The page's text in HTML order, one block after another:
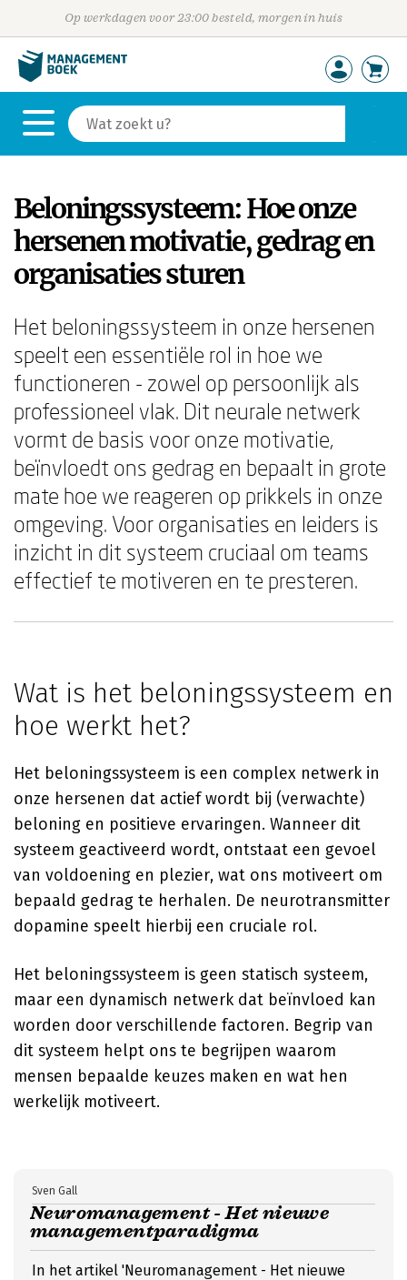
Op werkdagen voor 23:00 besteld, morgen in huis
Beloningssysteem: Hoe onze
hersenen motivatie, gedrag en
organisaties sturen
Het beloningssysteem in onze hersenen
speelt een essentiële rol in hoe we
functioneren - zowel op persoonlijk als
professioneel vlak. Dit neurale netwerk
vormt de basis voor onze motivatie,
beïnvloedt ons gedrag en bepaalt in grote
mate hoe we reageren op prikkels in onze
omgeving. Voor organisaties en leiders is
inzicht in dit systeem cruciaal om teams
effectief te motiveren en te presteren.
Wat is het beloningssysteem en
hoe werkt het?
Het beloningssysteem is een complex netwerk in
onze hersenen dat actief wordt bij (verwachte)
beloning en positieve ervaringen. Wanneer dit
systeem geactiveerd wordt, ontstaat een gevoel
van voldoening en plezier, wat ons motiveert om
bepaald gedrag te herhalen. De neurotransmitter
dopamine speelt hierbij een cruciale rol.
Het beloningssysteem is geen statisch systeem,
maar een dynamisch netwerk dat beïnvloed kan
worden door verschillende factoren. Begrip van
dit systeem helpt ons te begrijpen waarom
mensen bepaalde keuzes maken en wat hen
werkelijk motiveert.
Neuromanagement - Het nieuwe
managementparadigma
Sven Gall
In het artikel 'Neuromanagement - Het nieuwe